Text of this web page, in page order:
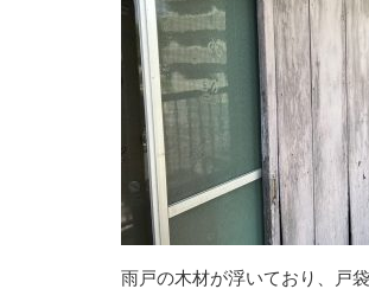
雨戸の木材が浮いており、戸